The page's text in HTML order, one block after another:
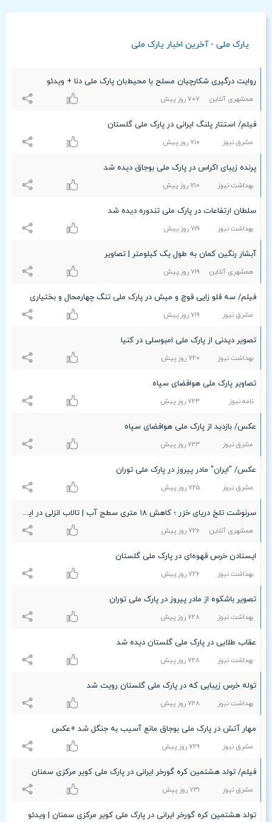
پارک ملی - آخرین اخبار پارک ملی
روایت درگیری شکارچیان مسلح با محیط‌بان پارک ملی دنا + ویدئو
همشهری آنلاین ۷۰۷ روز پیش
فیلم/ استتار پلنگ ایرانی در پارک ملی گلستان
مشرق نیوز ۷۱۰ روز پیش
پرنده زیبای اکراس در پارک ملی بوجاق دیده شد
بهداشت نیوز ۷۱۰ روز پیش
سلطان ارتفاعات در پارک ملی تندوره دیده شد
بهداشت نیوز ۷۱٩ روز پیش
آبشار رنگین کمان به طول یک کیلومتر | تصاویر
همشهری آنلاین ۷۱٩ روز پیش
فیلم/ سه قلو زایی قوچ و میش در پارک ملی تنگ چهارمحال و بختیاری
مشرق نیوز ۷۱٩ روز پیش
تصویر دیدنی از پارک ملی امبوسلی در کنیا
بهداشت نیوز ۷۲۰ روز پیش
تصاویر پارک ملی هوافضای سپاه
نامه نیوز ۷۲٣ روز پیش
عکس/ بازدید از پارک ملی هوافضای سپاه
مشرق نیوز ۷۲٣ روز پیش
عکس/ "ایران" مادر پیروز در پارک ملی توران
مشرق نیوز ۷۲۵ روز پیش
سرنوشت تلخ دریای خزر ؛ کاهش ۱۸ متری سطح آب | تالاب انزلی در این سال خشک می‌شود
همشهری آنلاین ۷۲۶ روز پیش
ایستادن خرس قهوه‌ای در پارک ملی گلستان
بهداشت نیوز ۷۲۶ روز پیش
تصویر باشکوه از مادر پیروز در پارک ملی توران
بهداشت نیوز ۷۲۸ روز پیش
عقاب طلایی در پارک ملی گلستان دیده شد
بهداشت نیوز ۷۲۸ روز پیش
توله خرس زیبایی که در پارک ملی گلستان رویت شد
بهداشت نیوز ۷۲۸ روز پیش
مهار آتش در پارک ملی بوجاق مانع آسیب به جنگل شد +عکس
مشرق نیوز ۷۲٩ روز پیش
فیلم/ تولد هشتمین کره گورخر ایرانی در پارک ملی کویر مرکزی سمنان
مشرق نیوز ۷٣۱ روز پیش
تولد هشتمین کره گورخر ایرانی در پارک ملی کویر مرکزی سمنان | ویدئو